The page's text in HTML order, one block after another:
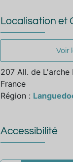
Localisation et
Voir
207 All. de L'arche
France
Région :
Accessibilité